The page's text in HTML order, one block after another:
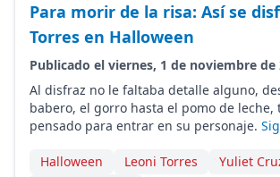
Para morir de la risa: Así se
Torres en Halloween
Publicado el viernes, 1 de noviembre de
Al disfraz no le faltaba detalle alguno,
babero, el gorro hasta el pomo de leche,
pensado para entrar en su personaje.
Halloween Leoni Torres
Yuliet